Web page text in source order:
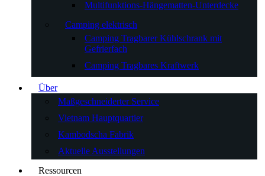
Multifunktions-Hängematten-Unterdecke
Camping elektrisch
Camping Tragbarer Kühlschrank mit
Gefrierfach
Camping Tragbares Kraftwerk
Über
Maßgeschneiderter Service
Vietnam Hauptquartier
Kambodscha Fabrik
Aktuelle Ausstellungen
Ressourcen